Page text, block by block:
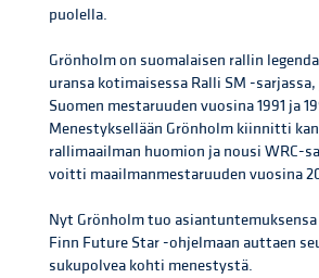
puolella.
Grönholm on suomalaisen rallin
uransa kotimaisessa Ralli SM -
Suomen mestaruuden vuosina 1991 ja
Menestyksellään Grönholm kiinnitti
rallimaailman huomion ja nousi WRC-
voitti maailmanmestaruuden vuosina
Nyt Grönholm tuo
Finn Future Star -ohjelmaan auttaen
sukupolvea kohti menestystä.